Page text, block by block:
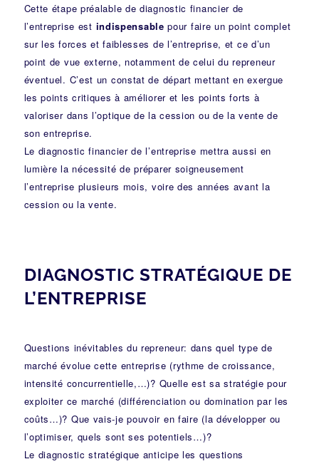
Cette étape préalable de diagnostic financier de
l’entreprise est indispensable pour faire un point complet
sur les forces et faiblesses de l’entreprise, et ce d’un
point de vue externe, notamment de celui du repreneur
éventuel. C’est un constat de départ mettant en exergue
les points critiques à améliorer et les points forts à
valoriser dans l’optique de la cession ou de la vente de
son entreprise.
Le diagnostic financier de l’entreprise mettra aussi en
lumière la nécessité de préparer soigneusement
l’entreprise plusieurs mois, voire des années avant la
cession ou la vente.
DIAGNOSTIC STRATÉGIQUE DE
L’ENTREPRISE
Questions inévitables du repreneur: dans quel type de
marché évolue cette entreprise (rythme de croissance,
intensité concurrentielle,…)? Quelle est sa stratégie pour
exploiter ce marché (différenciation ou domination par les
coûts…)? Que vais-je pouvoir en faire (la développer ou
l’optimiser, quels sont ses potentiels…)?
Le diagnostic stratégique anticipe les questions